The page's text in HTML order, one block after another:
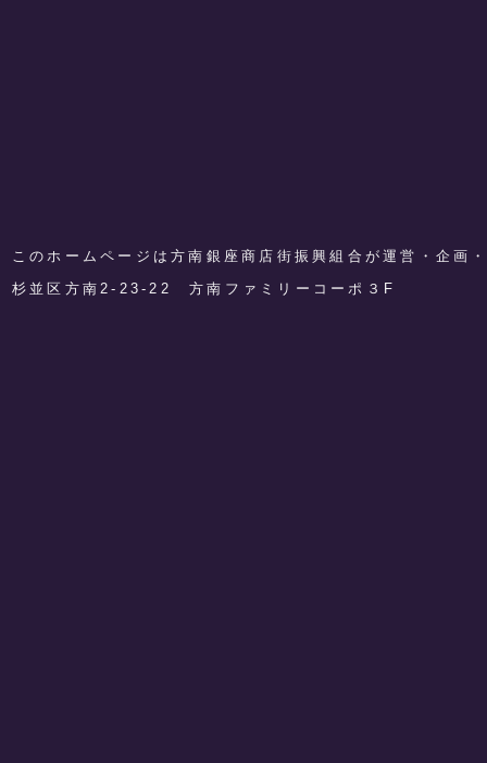
このホームページは方南銀座商店街振興組合が運営・企画
​杉並区方南2-23-22 方南ファミリーコーポ３F